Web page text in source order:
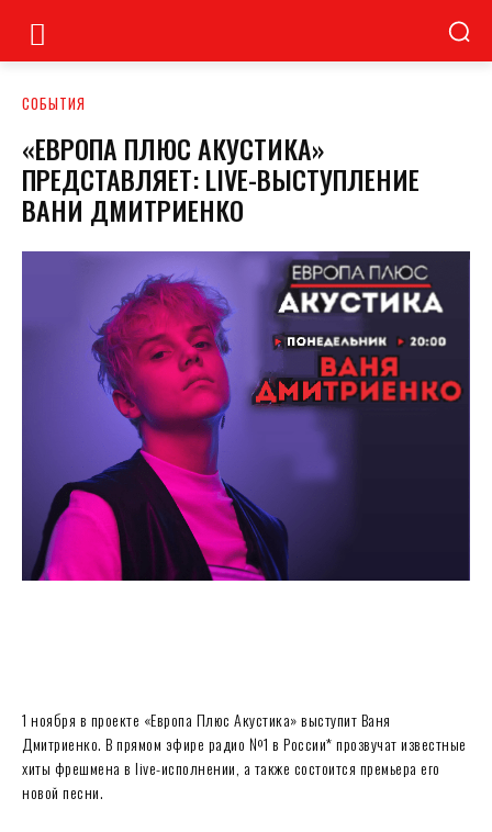
СОБЫТИЯ
«ЕВРОПА ПЛЮС АКУСТИКА»
ПРЕДСТАВЛЯЕТ: LIVE-ВЫСТУПЛЕНИЕ
ВАНИ ДМИТРИЕНКО
1 ноября в проекте «Европа Плюс Акустика» выступит Ваня
Дмитриенко. В прямом эфире радио №1 в России* прозвучат известные
хиты фрешмена в live-исполнении, а также состоится премьера его
новой песни.